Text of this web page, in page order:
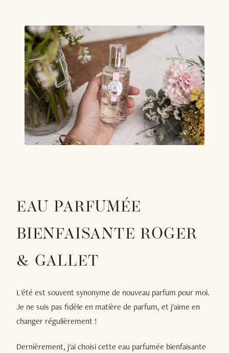
EAU PARFUMÉE
BIENFAISANTE ROGER
& GALLET
L'été est souvent synonyme de nouveau parfum pour moi.
Je ne suis pas fidèle en matière de parfum, et j'aime en
changer régulièrement !
Dernièrement, j'ai choisi cette eau parfumée bienfaisante